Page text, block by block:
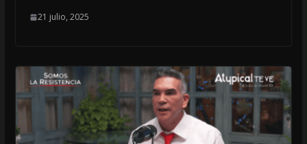
21 julio, 2025